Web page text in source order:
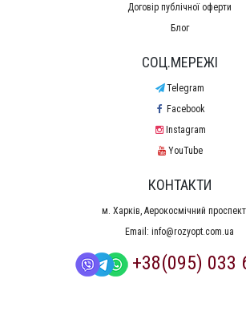
Договір публічної оферти
Блог
СОЦ.МЕРЕЖІ
Telegram
Facebook
Instagram
YouTube
КОНТАКТИ
м. Харків, Аерокосмічний
Email: info@rozyopt.com.ua
+38(095) 033